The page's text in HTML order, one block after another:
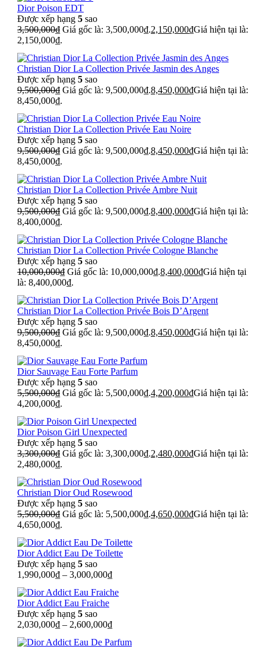
Dior Poison EDT
Được xếp hạng 5 sao
3,500,000₫ Giá gốc là: 3,500,000₫.2,150,000₫Giá hiện tại là:
2,150,000₫.
Christian Dior La Collection Privée Jasmin des Anges
Được xếp hạng 5 sao
9,500,000₫ Giá gốc là: 9,500,000₫.8,450,000₫Giá hiện tại là:
8,450,000₫.
Christian Dior La Collection Privée Eau Noire
Được xếp hạng 5 sao
9,500,000₫ Giá gốc là: 9,500,000₫.8,450,000₫Giá hiện tại là:
8,450,000₫.
Christian Dior La Collection Privée Ambre Nuit
Được xếp hạng 5 sao
9,500,000₫ Giá gốc là: 9,500,000₫.8,400,000₫Giá hiện tại là:
8,400,000₫.
Christian Dior La Collection Privée Cologne Blanche
Được xếp hạng 5 sao
10,000,000₫ Giá gốc là: 10,000,000₫.8,400,000₫Giá hiện tại
là: 8,400,000₫.
Christian Dior La Collection Privée Bois D’Argent
Được xếp hạng 5 sao
9,500,000₫ Giá gốc là: 9,500,000₫.8,450,000₫Giá hiện tại là:
8,450,000₫.
Dior Sauvage Eau Forte Parfum
Được xếp hạng 5 sao
5,500,000₫ Giá gốc là: 5,500,000₫.4,200,000₫Giá hiện tại là:
4,200,000₫.
Dior Poison Girl Unexpected
Được xếp hạng 5 sao
3,300,000₫ Giá gốc là: 3,300,000₫.2,480,000₫Giá hiện tại là:
2,480,000₫.
Christian Dior Oud Rosewood
Được xếp hạng 5 sao
5,500,000₫ Giá gốc là: 5,500,000₫.4,650,000₫Giá hiện tại là:
4,650,000₫.
Dior Addict Eau De Toilette
Được xếp hạng 5 sao
1,990,000₫ – 3,000,000₫
Dior Addict Eau Fraiche
Được xếp hạng 5 sao
2,030,000₫ – 2,600,000₫